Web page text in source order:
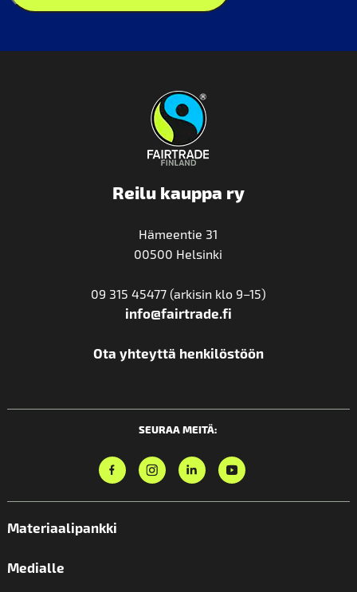
Reilu kauppa ry
Hämeentie 31
00500 Helsinki
09 315 45477 (arkisin klo 9–15)
info@fairtrade.fi
Ota yhteyttä henkilöstöön
SEURAA MEITÄ:
Materiaalipankki
Medialle